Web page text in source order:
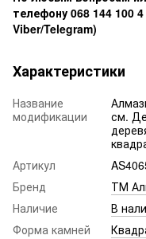
телефону 068 144 100
Viber/Telegram)
Характеристики
Название
модификации
см.
Артикул
Бренд
ТМ
Наличие
В
Форма камней